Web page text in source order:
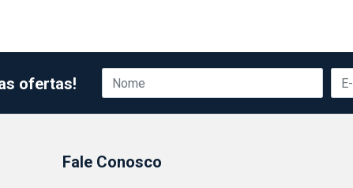
ofertas!
Fale Conosco